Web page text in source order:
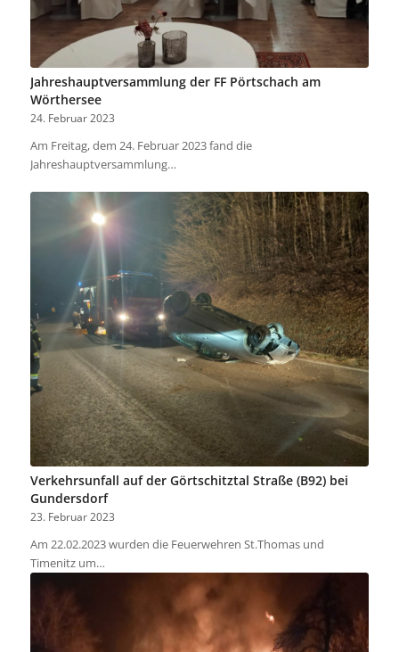
Jahreshauptversammlung der FF Pörtschach am
Wörthersee
24. Februar 2023
Am Freitag, dem 24. Februar 2023 fand die
Jahreshauptversammlung…
Verkehrsunfall auf der Görtschitztal Straße (B92) bei
Gundersdorf
23. Februar 2023
Am 22.02.2023 wurden die Feuerwehren St.Thomas und
Timenitz um…